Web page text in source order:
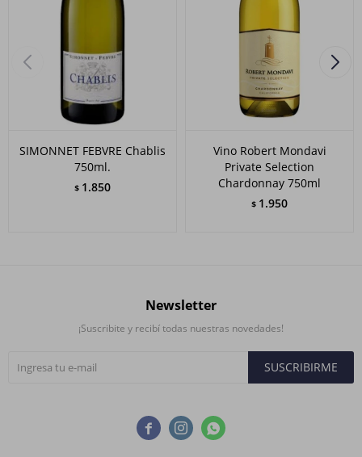
SIMONNET FEBVRE Chablis
750ml.
$ 1.850
Vino Robert Mondavi
Private Selection
Chardonnay 750ml
$ 1.950
  
Newsletter
¡Suscribite y recibí todas nuestras novedades!
SUSCRIBIRME